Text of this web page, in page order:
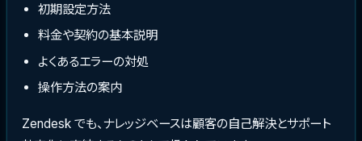
初期設定方法
料金や契約の基本説明
よくあるエラーの対処
操作方法の案内
Zendesk でも、ナレッジベースは顧客の自己解決とサポート